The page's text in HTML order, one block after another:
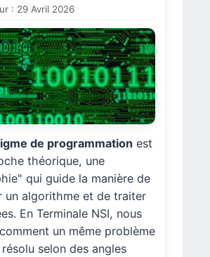
: 29 Avril 2026
de programmation est
théorique, une
qui guide la manière de
un algorithme et de traiter
En Terminale NSI, nous
un même problème
selon des angles